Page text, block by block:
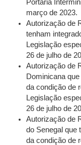
Portaria
março de 2023.
Autorização de
tenham
Legislação
26 de julho de
Autorização de
Dominicana
da condição de
Legislação
26 de julho de
Autorização de
do Senegal que
da condição de